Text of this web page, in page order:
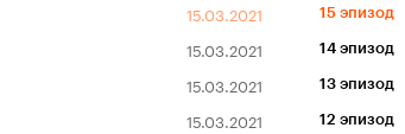
15.03.2021 15 эпизод
15.03.2021 14 эпизод
15.03.2021 13 эпизод
15.03.2021 12 эпизод